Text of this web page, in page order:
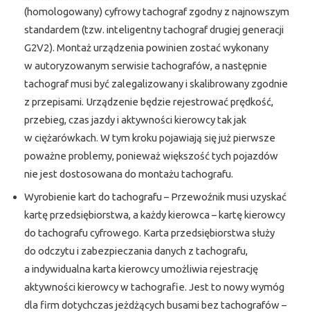
(homologowany) cyfrowy tachograf zgodny z najnowszym
standardem (tzw. inteligentny tachograf drugiej generacji
G2V2). Montaż urządzenia powinien zostać wykonany
w autoryzowanym serwisie tachografów, a następnie
tachograf musi być zalegalizowany i skalibrowany zgodnie
z przepisami. Urządzenie będzie rejestrować prędkość,
przebieg, czas jazdy i aktywności kierowcy tak jak
w ciężarówkach. W tym kroku pojawiają się już pierwsze
poważne problemy, ponieważ większość tych pojazdów
nie jest dostosowana do montażu tachografu.
Wyrobienie kart do tachografu – Przewoźnik musi uzyskać
kartę przedsiębiorstwa, a każdy kierowca – kartę kierowcy
do tachografu cyfrowego. Karta przedsiębiorstwa służy
do odczytu i zabezpieczania danych z tachografu,
a indywidualna karta kierowcy umożliwia rejestrację
aktywności kierowcy w tachografie. Jest to nowy wymóg
dla firm dotychczas jeżdżących busami bez tachografów –